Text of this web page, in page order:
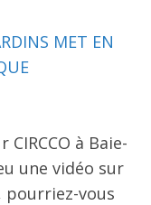
MET EN
à Baie-
une vidéo sur
pourriez-vous